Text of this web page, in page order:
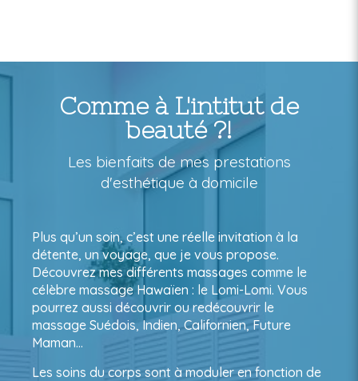
Comme à L'intitut de
beauté ?!
Les bienfaits de mes prestations
d'esthétique à domicile
Plus qu’un soin, c’est une réelle invitation à la
détente, un voyage, que je vous propose.
Découvrez mes différents massages comme le
célèbre massage Hawaïen : le Lomi-Lomi. Vous
pourrez aussi découvrir ou redécouvrir le
massage Suédois, Indien, Californien, Future
Maman…
Les soins du corps sont à moduler en fonction de